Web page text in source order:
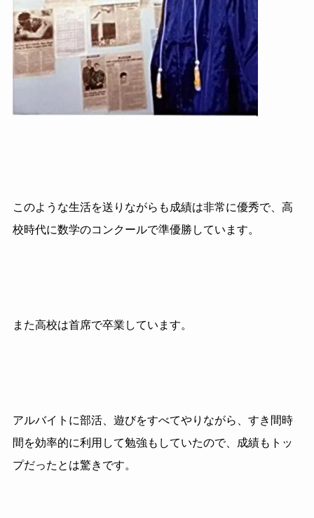
このような生活を送りながらも成績は非常に優秀で、高
校時代に数学のコンクールで準優勝しています。
また高校は首席で卒業しています。
アルバイトに部活、遊びをすべてやりながら、すき間時
間を効率的に利用して勉強もしていたので、成績もトッ
プだったとは驚きです。